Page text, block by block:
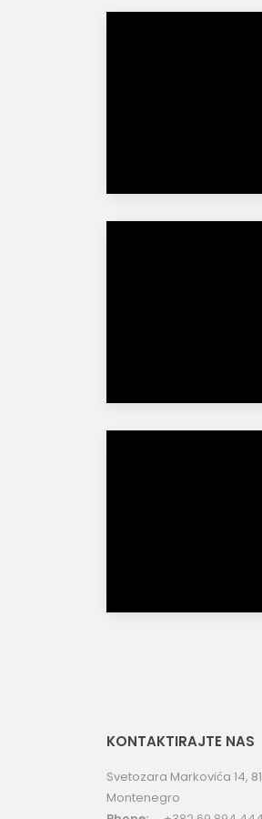
KONTAKTIRAJTE NAS
Svetozara Markovića 14,
Montenegro